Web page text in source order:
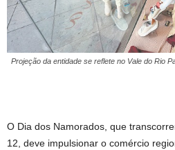
Projeção da entidade se reflete no Vale do Rio
O Dia dos Namorados, que
12, deve impulsionar o comércio